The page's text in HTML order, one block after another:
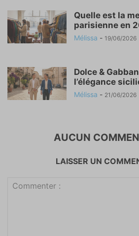
Quelle est la
parisienne en
Mélissa - 19/06/2026
Dolce &
l’élégance
Mélissa - 21/06/2026
AUCUN
LAISSER UN